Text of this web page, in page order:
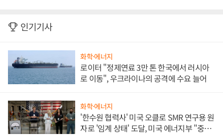
인기기사
화학·에너지
로이터 "정제연료 3만 톤 한국에서 러시아
로 이동", 우크라이나의 공격에 수요 늘어
화학·에너지
'한수원 협력사' 미국 오클로 SMR 연구용 원
자로 '임계 상태' 도달, 미국 에너지부 "중요